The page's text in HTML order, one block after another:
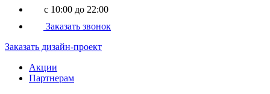
с 10:00 до 22:00
Заказать звонок
Заказать дизайн-проект
Акции
Партнерам